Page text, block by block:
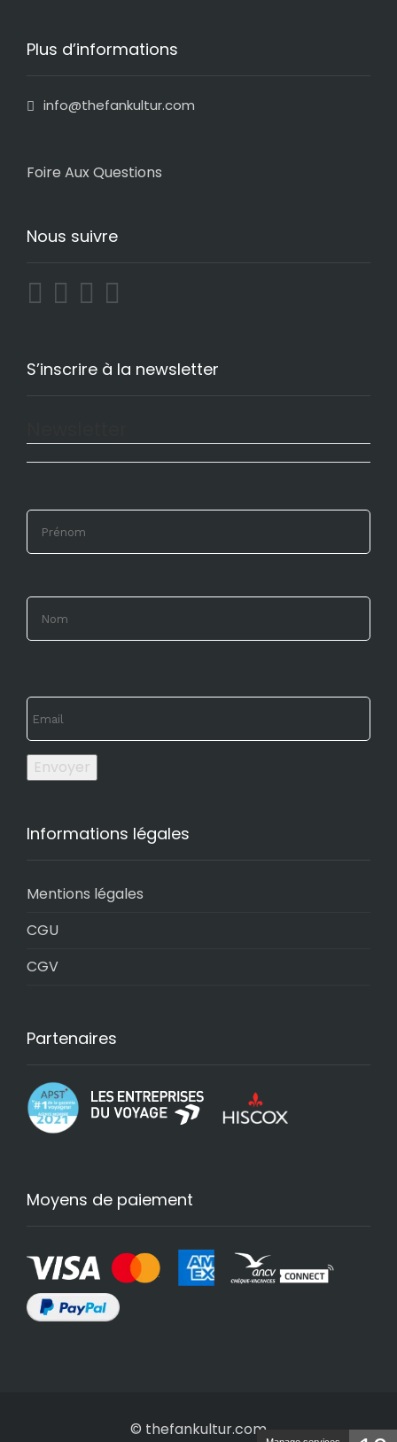
Plus d’informations
info@thefankultur.com
Foire Aux Questions
Nous suivre
S’inscrire à la newsletter
Envoyer
Informations légales
Mentions légales
CGU
CGV
Partenaires
Moyens de paiement
© thefankultur.com